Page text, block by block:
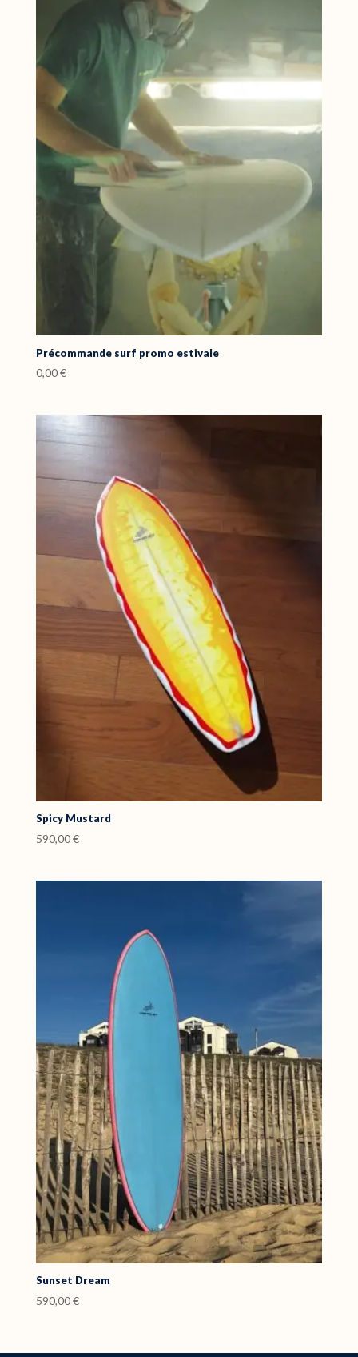
Précommande surf promo estivale
0,00€
Spicy Mustard
590,00€
Sunset Dream
590,00€